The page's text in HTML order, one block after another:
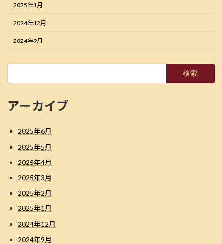
2025年1月
2024年12月
2024年9月
アーカイブ
2025年6月
2025年5月
2025年4月
2025年3月
2025年2月
2025年1月
2024年12月
2024年9月